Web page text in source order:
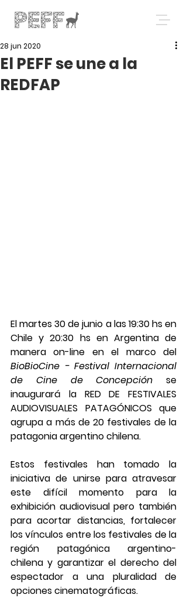
El PEFF se une a la
REDFAP
28 jun 2020
El martes 30 de junio a las 19:30 hs en
Chile y 20:30 hs en Argentina de
BioBioCine - Festival Internacional
de Cine de Concepción se
inaugurará la RED DE FESTIVALES
AUDIOVISUALES PATAGÓNICOS que
agrupa a más de 20 festivales de la
patagonia argentino chilena.
Estos festivales han tomado la
iniciativa de unirse para atravesar
este difícil momento para la
exhibición audiovisual pero también
para acortar distancias, fortalecer
los vínculos entre los festivales de la
región patagónica argentino-
chilena y garantizar el derecho del
espectador a una pluralidad de
opciones cinematográficas.